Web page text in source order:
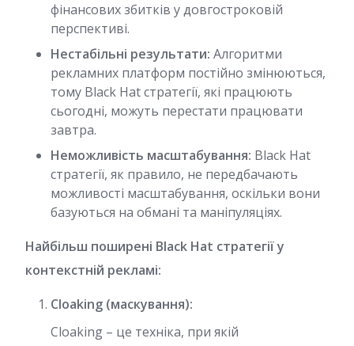
фінансових збитків у довгостроковій
перспективі.
Нестабільні результати: Алгоритми
рекламних платформ постійно змінюються,
тому Black Hat стратегії, які працюють
сьогодні, можуть перестати працювати
завтра.
Неможливість масштабування: Black Hat
стратегії, як правило, не передбачають
можливості масштабування, оскільки вони
базуються на обмані та маніпуляціях.
Найбільш поширені Black Hat стратегії у
контекстній рекламі:
Cloaking (маскування):
Cloaking – це техніка, при якій